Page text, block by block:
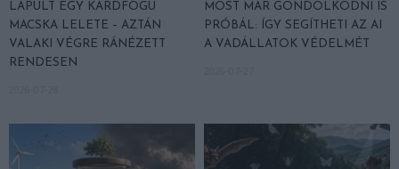
LAPULT EGY KARDFOGÚ
MACSKA LELETE – AZTÁN
VALAKI VÉGRE RÁNÉZETT
RENDESEN
MOST MÁR GONDOLKODNI IS
PRÓBÁL: ÍGY SEGÍTHETI AZ AI
A VADÁLLATOK VÉDELMÉT